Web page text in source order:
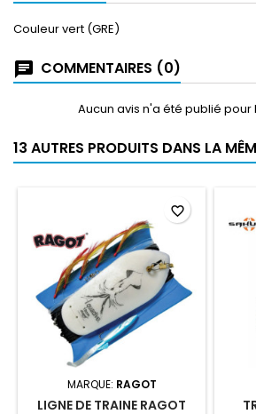
Couleur vert (GRE)
COMMENTAIRES (0)
Aucun avis n'a été publié pour
13 AUTRES PRODUITS DANS LA
MARQUE: RAGOT
LIGNE DE TRAINE RAGOT
favorite_border